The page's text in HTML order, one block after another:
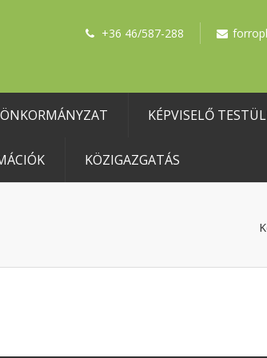
+36 46/587-288
ÖNKORMÁNYZAT KÉPVISELŐ
KÖZIGAZGATÁS